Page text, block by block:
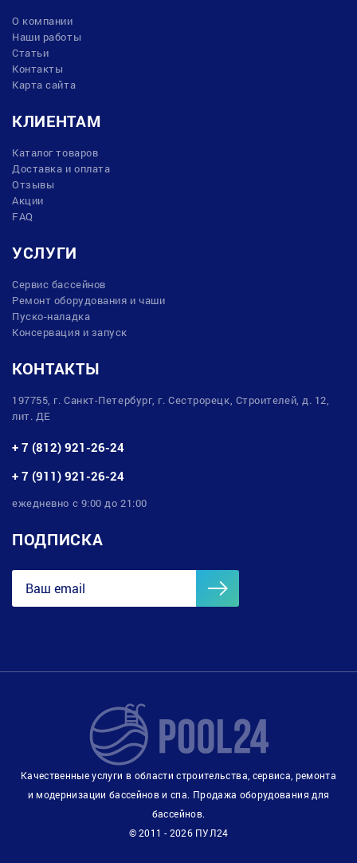
О компании
Наши работы
Статьи
Контакты
Карта сайта
КЛИЕНТАМ
Каталог товаров
Доставка и оплата
Отзывы
Акции
FAQ
УСЛУГИ
Сервис бассейнов
Ремонт оборудования и чаши
Пуско-наладка
Консервация и запуск
КОНТАКТЫ
197755, г. Санкт-Петербург, г. Сестрорецк, Строителей, д. 12,
лит. ДЕ
+ 7 (812) 921-26-24
+ 7 (911) 921-26-24
ежедневно с 9:00 до 21:00
ПОДПИСКА
Качественные услуги в области строительства, сервиса, ремонта
и модернизации бассейнов и спа. Продажа оборудования для
бассейнов.
© 2011 - 2026 ПУЛ24